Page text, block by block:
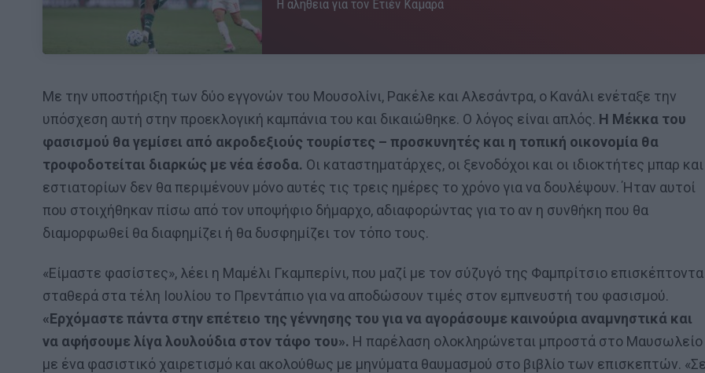
Η αλήθεια για τον Ετιέν Καμαρά
Με την υποστήριξη των δύο εγγονών του Μουσολίνι, Ρακέλε και Αλεσάντρα, ο Κανάλι ενέταξε την
υπόσχεση αυτή στην προεκλογική καμπάνια του και δικαιώθηκε. Ο λόγος είναι απλός. Η Μέκκα του
φασισμού θα γεμίσει από ακροδεξιούς τουρίστες – προσκυνητές και η τοπική οικονομία θα
τροφοδοτείται διαρκώς με νέα έσοδα. Οι καταστηματάρχες, οι ξενοδόχοι και οι ιδιοκτήτες μπαρ και
εστιατορίων δεν θα περιμένουν μόνο αυτές τις τρεις ημέρες το χρόνο για να δουλέψουν. Ήταν αυτοί
που στοιχήθηκαν πίσω από τον υποψήφιο δήμαρχο, αδιαφορώντας για το αν η συνθήκη που θα
διαμορφωθεί θα διαφημίζει ή θα δυσφημίζει τον τόπο τους.
«Είμαστε φασίστες», λέει η Μαμέλι Γκαμπερίνι, που μαζί με τον σύζυγό της Φαμπρίτσιο
σταθερά στα τέλη Ιουλίου το Πρεντάπιο για να αποδώσουν τιμές στον εμπνευστή του φασισμού.
«Ερχόμαστε πάντα στην επέτειο της γέννησης του για να αγοράσουμε καινούρια αναμνηστικά και
να αφήσουμε λίγα λουλούδια στον τάφο του». Η παρέλαση ολοκληρώνεται μπροστά στο Μαυσωλείο
με ένα φασιστικό χαιρετισμό και ακολούθως με μηνύματα θαυμασμού στο βιβλίο των επισκεπτών.